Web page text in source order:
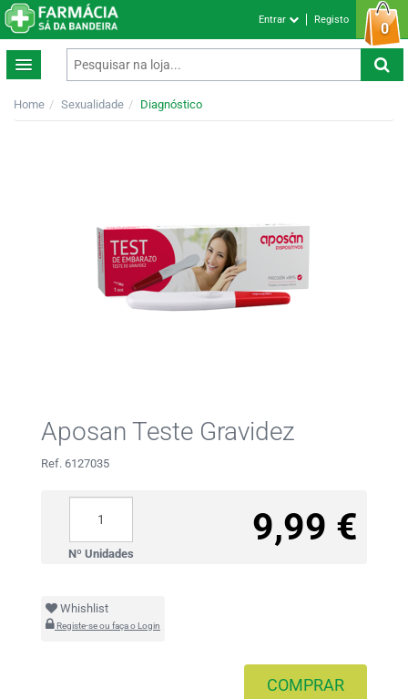
0
Entrar Registo
Home Sexualidade Diagnóstico
Aposan Teste Gravidez
Ref. 6127035
9,99 €
Nº Unidades
Whishlist
Registe-se ou faça o Login
COMPRAR